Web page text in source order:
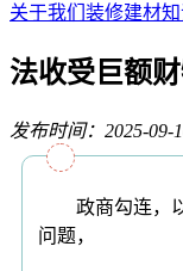
关于我们 装修建材知
法收受巨额
发布时间：2025-09-
政商勾连，以
问题，